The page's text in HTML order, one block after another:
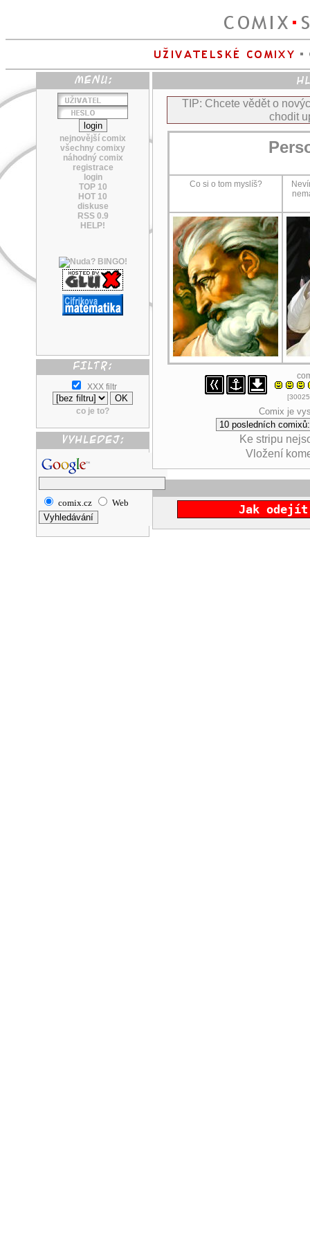
nejnovější comix
všechny comixy
náhodný comix
registrace
login
TOP 10
HOT 10
diskuse
RSS 0.9
HELP!
XXX filtr
co je to?
comix.cz Web
TIP: Chcete vědět o
chodit
Co si o tom myslíš?
Comix je
Ke stripu
Vložení
Jak odejít